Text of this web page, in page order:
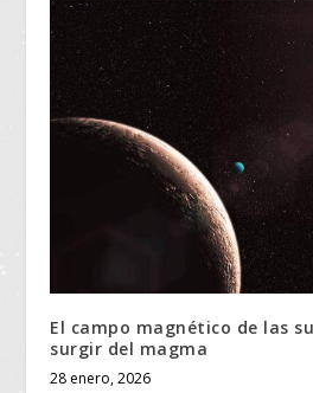
El campo magnético de las
surgir del magma
28 enero, 2026